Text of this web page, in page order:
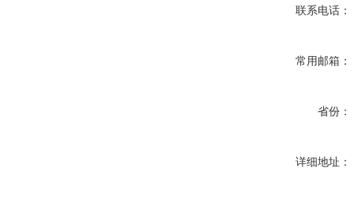
联系电话：
常用邮箱：
省份：
详细地址：